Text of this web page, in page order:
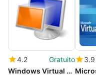
4.2
Gratuito
Windows Virtual PC (64-bit)
3.9